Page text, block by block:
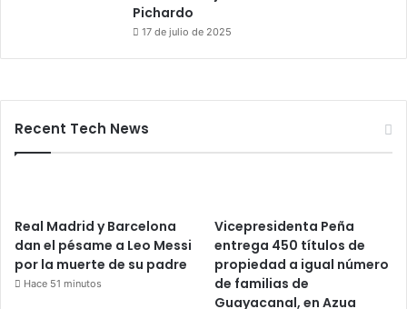
Pichardo
17 de julio de 2025
Recent Tech News
Real Madrid y Barcelona
dan el pésame a Leo Messi
por la muerte de su padre
Hace 51 minutos
Vicepresidenta Peña
entrega 450 títulos de
propiedad a igual número
de familias de
Guayacanal, en Azua